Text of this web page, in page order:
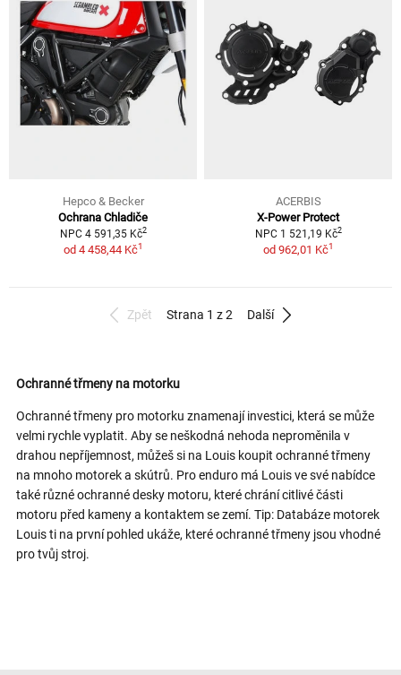
Hepco & Becker
Ochrana Chladiče
NPC 4 591,35 Kč2
od 4 458,44 Kč1
ACERBIS
X-Power Protect
NPC 1 521,19 Kč2
od 962,01 Kč1
Zpět Strana 1 z 2 Další
Ochranné třmeny na motorku
Ochranné třmeny pro motorku znamenají investici, která se může
velmi rychle vyplatit. Aby se neškodná nehoda neproměnila v
drahou nepříjemnost, můžeš si na Louis koupit ochranné třmeny
na mnoho motorek a skútrů. Pro enduro má Louis ve své nabídce
také různé ochranné desky motoru, které chrání citlivé části
motoru před kameny a kontaktem se zemí. Tip: Databáze motorek
Louis ti na první pohled ukáže, které ochranné třmeny jsou vhodné
pro tvůj stroj.